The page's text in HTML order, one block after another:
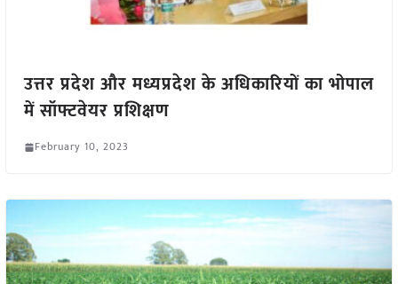
उत्तर प्रदेश और मध्यप्रदेश के अधिकारियों का भोपाल
में सॉफ्टवेयर प्रशिक्षण
February 10, 2023